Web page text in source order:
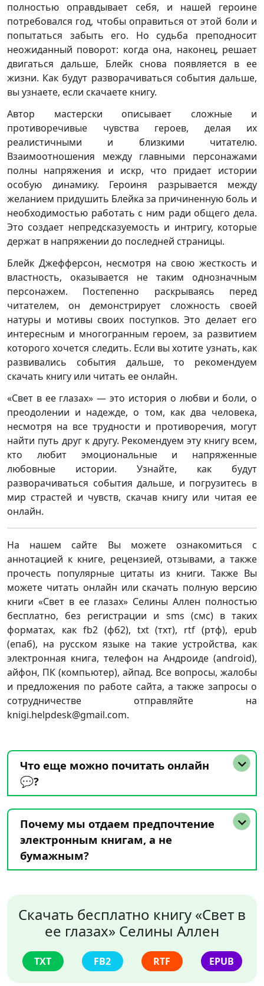
полностью оправдывает себя, и нашей героине
потребовался год, чтобы оправиться от этой боли и
попытаться забыть его. Но судьба преподносит
неожиданный поворот: когда она, наконец, решает
двигаться дальше, Блейк снова появляется в ее
жизни. Как будут разворачиваться события дальше,
вы узнаете, если скачаете книгу.
Автор мастерски описывает сложные и
противоречивые чувства героев, делая их
реалистичными и близкими читателю.
Взаимоотношения между главными персонажами
полны напряжения и искр, что придает истории
особую динамику. Героиня разрывается между
желанием придушить Блейка за причиненную боль и
необходимостью работать с ним ради общего дела.
Это создает непредсказуемость и интригу, которые
держат в напряжении до последней страницы.
Блейк Джефферсон, несмотря на свою жесткость и
властность, оказывается не таким однозначным
персонажем. Постепенно раскрываясь перед
читателем, он демонстрирует сложность своей
натуры и мотивы своих поступков. Это делает его
интересным и многогранным героем, за развитием
которого хочется следить. Если вы хотите узнать, как
развивались события дальше, то рекомендуем
скачать книгу или читать ее онлайн.
«Свет в ее глазах» — это история о любви и боли, о
преодолении и надежде, о том, как два человека,
несмотря на все трудности и противоречия, могут
найти путь друг к другу. Рекомендуем эту книгу всем,
кто любит эмоциональные и напряженные
любовные истории. Узнайте, как будут
разворачиваться события дальше, и погрузитесь в
мир страстей и чувств, скачав книгу или читая ее
онлайн.
На нашем сайте Вы можете ознакомиться с
аннотацией к книге, рецензией, отзывами, а также
прочесть популярные цитаты из книги. Также Вы
можете читать онлайн или скачать полную версию
книги «Свет в ее глазах» Селины Аллен полностью
бесплатно, без регистрации и sms (смс) в таких
форматах, как fb2 (фб2), txt (тхт), rtf (ртф), epub
(епаб), на русском языке на такие устройства, как
электронная книга, телефон на Андроиде (android),
айфон, ПК (компьютер), айпад. Все вопросы, жалобы
и предложения по работе сайта, а также запросы о
сотрудничестве отправляйте на
knigi.helpdesk@gmail.com.
Что еще можно почитать онлайн
💬?
Почему мы отдаем предпочтение
электронным книгам, а не
бумажным?
Скачать бесплатно книгу «Свет в
ее глазах» Селины Аллен
TXT FB2 RTF EPUB